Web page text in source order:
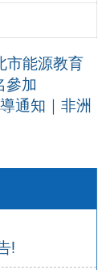
!
市能源教育
參加
通知｜非洲